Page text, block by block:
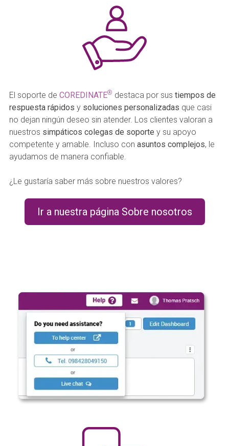
El soporte de COREDINATE® destaca por sus tiempos de
respuesta rápidos y soluciones personalizadas que casi
no dejan ningún deseo sin atender. Los clientes valoran a
nuestros simpáticos colegas de soporte y su apoyo
competente y amable. Incluso con asuntos complejos, le
ayudamos de manera confiable.
¿Le gustaría saber más sobre nuestros valores?
Ir a nuestra página Sobre nosotros